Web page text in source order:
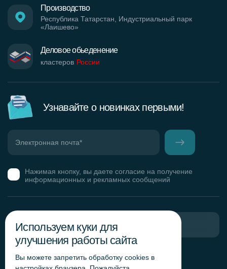
Деловое обьеденение
кластеров России
Производство
Республика Татарстан, Индустриальный парк
«Лаишево»
Узнавайте о новинках первыми!
Нажимая кнопку, вы даете согласие на получение
информационных и рекламных сообщений
Горячая линия комплаенс
Обработка персональных данных
Пригласить в тендер
Используем куки для
улучшения работы сайта
Вы можете запретить обработку сookies в